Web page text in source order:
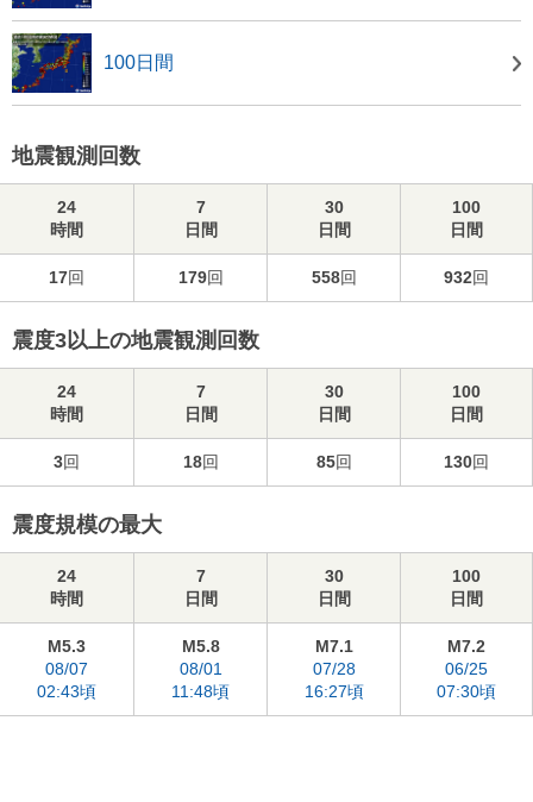
100日間
地震観測回数
24
時間
7
日間
30
日間
100
日間
17回 179回 558回 932回
震度3以上の地震観測回数
24
時間
7
日間
30
日間
100
日間
3回 18回 85回 130回
震度規模の最大
24
時間
7
日間
30
日間
100
日間
M5.3
08/07
02:43頃
M5.8
08/01
11:48頃
M7.1
07/28
16:27頃
M7.2
06/25
07:30頃